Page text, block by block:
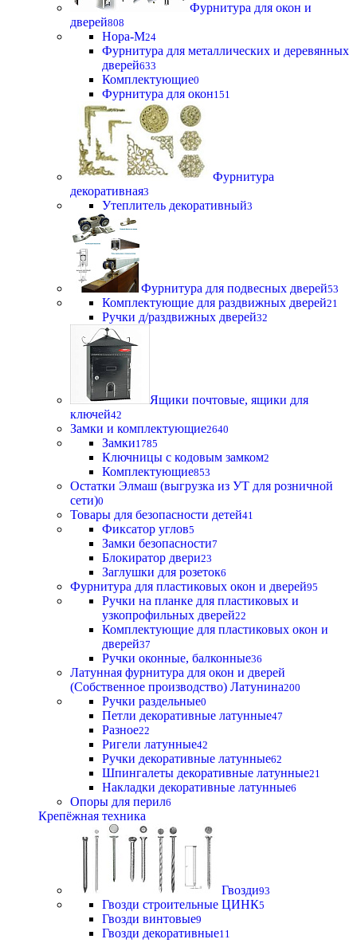
Фурнитура для окон и
дверей808
Нора-М24
Фурнитура для металлических и деревянных
дверей633
Комплектующие0
Фурнитура для окон151
Фурнитура
декоративная3
Утеплитель декоративный3
Фурнитура для подвесных дверей53
Комплектующие для раздвижных дверей21
Ручки д/раздвижных дверей32
Ящики почтовые, ящики для
ключей42
Замки и комплектующие2640
Замки1785
Ключницы с кодовым замком2
Комплектующие853
Остатки Элмаш (выгрузка из УТ для розничной
сети)0
Товары для безопасности детей41
Фиксатор углов5
Замки безопасности7
Блокиратор двери23
Заглушки для розеток6
Фурнитура для пластиковых окон и дверей95
Ручки на планке для пластиковых и
узкопрофильных дверей22
Комплектующие для пластиковых окон и
дверей37
Ручки оконные, балконные36
Латунная фурнитура для окон и дверей
(Собственное производство) Латунина200
Ручки раздельные0
Петли декоративные латунные47
Разное22
Ригели латунные42
Ручки декоративные латунные62
Шпингалеты декоративные латунные21
Накладки декоративные латунные6
Опоры для перил6
Крепёжная техника
Гвозди93
Гвозди строительные ЦИНК5
Гвозди винтовые9
Гвозди декоративные11